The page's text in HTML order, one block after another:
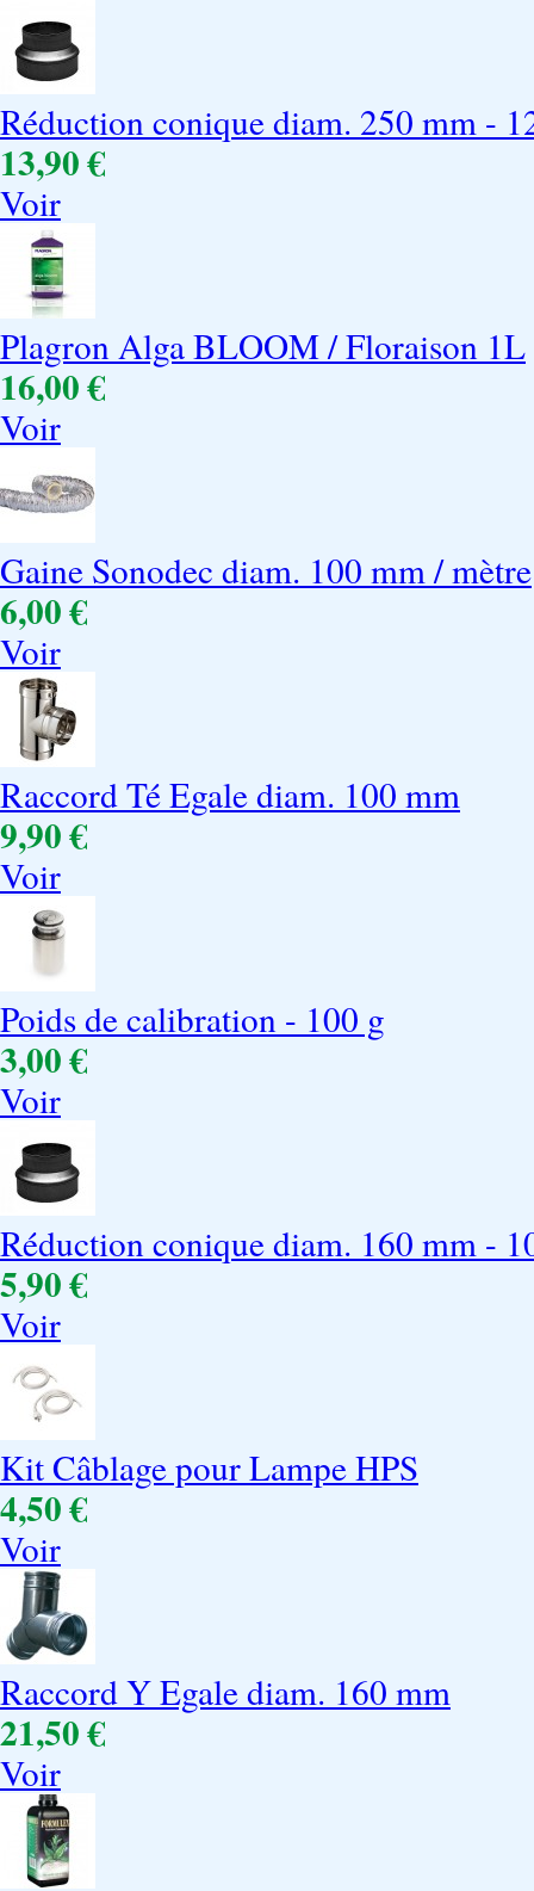
Réduction conique diam. 250 mm -
13,90 €
Voir
Plagron Alga BLOOM / Floraison 1L
16,00 €
Voir
Gaine Sonodec diam. 100 mm / mètre
6,00 €
Voir
Raccord Té Egale diam. 100 mm
9,90 €
Voir
Poids de calibration - 100 g
3,00 €
Voir
Réduction conique diam. 160 mm -
5,90 €
Voir
Kit Câblage pour Lampe HPS
4,50 €
Voir
Raccord Y Egale diam. 160 mm
21,50 €
Voir